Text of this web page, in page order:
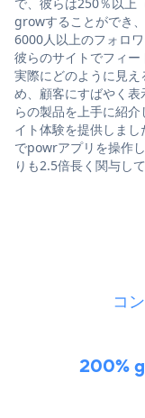
growすることができ
6000人以上のフォロ
彼らのサイトでフィ
実際にどのように見
め、顧客にすばやく
らの製品を上手に紹
イト体験を提供しま
でpowrアプリを操作
りも2.5倍長く関与し
コ
200%